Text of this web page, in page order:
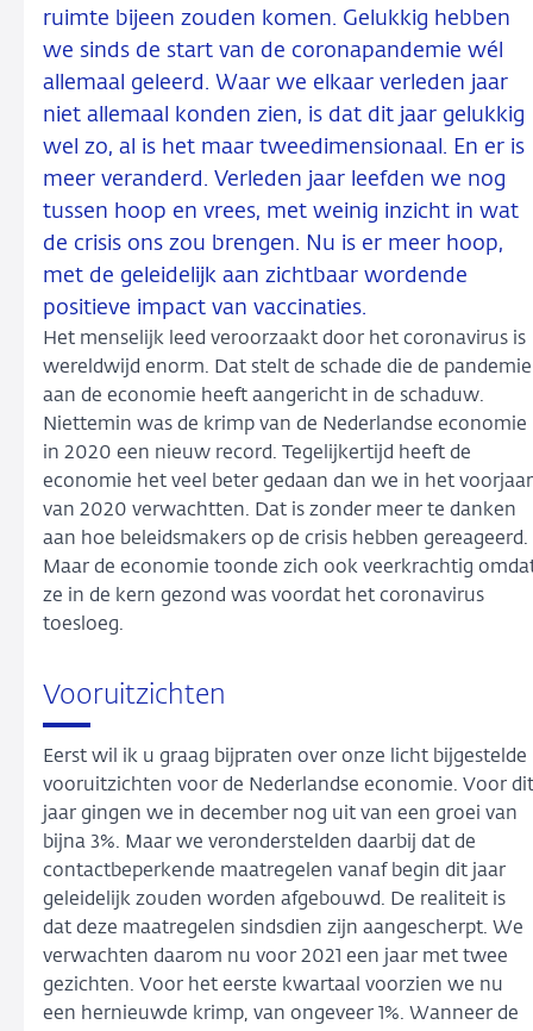
ruimte bijeen zouden komen. Gelukkig hebben
we sinds de start van de coronapandemie wél
allemaal geleerd. Waar we elkaar verleden jaar
niet allemaal konden zien, is dat dit jaar gelukkig
wel zo, al is het maar tweedimensionaal. En er is
meer veranderd. Verleden jaar leefden we nog
tussen hoop en vrees, met weinig inzicht in wat
de crisis ons zou brengen. Nu is er meer hoop,
met de geleidelijk aan zichtbaar wordende
positieve impact van vaccinaties.
Het menselijk leed veroorzaakt door het coronavirus is
wereldwijd enorm. Dat stelt de schade die de pandemie
aan de economie heeft aangericht in de schaduw.
Niettemin was de krimp van de Nederlandse economie
in 2020 een nieuw record. Tegelijkertijd heeft de
economie het veel beter gedaan dan we in het voorjaar
van 2020 verwachtten. Dat is zonder meer te danken
aan hoe beleidsmakers op de crisis hebben gereageerd.
Maar de economie toonde zich ook veerkrachtig
ze in de kern gezond was voordat het coronavirus
toesloeg.
Vooruitzichten
Eerst wil ik u graag bijpraten over onze licht bijgestelde
vooruitzichten voor de Nederlandse economie. Voor dit
jaar gingen we in december nog uit van een groei van
bijna 3%. Maar we veronderstelden daarbij dat de
contactbeperkende maatregelen vanaf begin dit jaar
geleidelijk zouden worden afgebouwd. De realiteit is
dat deze maatregelen sindsdien zijn aangescherpt. We
verwachten daarom nu voor 2021 een jaar met twee
gezichten. Voor het eerste kwartaal voorzien we nu
een hernieuwde krimp, van ongeveer 1%. Wanneer de